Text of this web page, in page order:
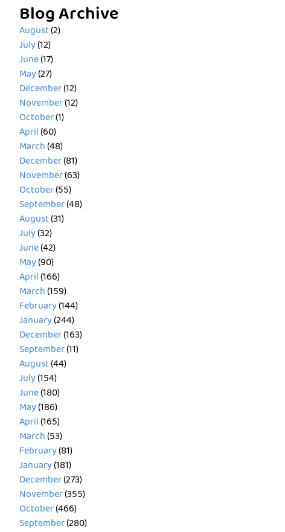
Blog Archive
August(2)
July(12)
June(17)
May(27)
December(12)
November(12)
October(1)
April(60)
March(48)
December(81)
November(63)
October(55)
September(48)
August(31)
July(32)
June(42)
May(90)
April(166)
March(159)
February(144)
January(244)
December(163)
September(11)
August(44)
July(154)
June(180)
May(186)
April(165)
March(53)
February(81)
January(181)
December(273)
November(355)
October(466)
September(280)